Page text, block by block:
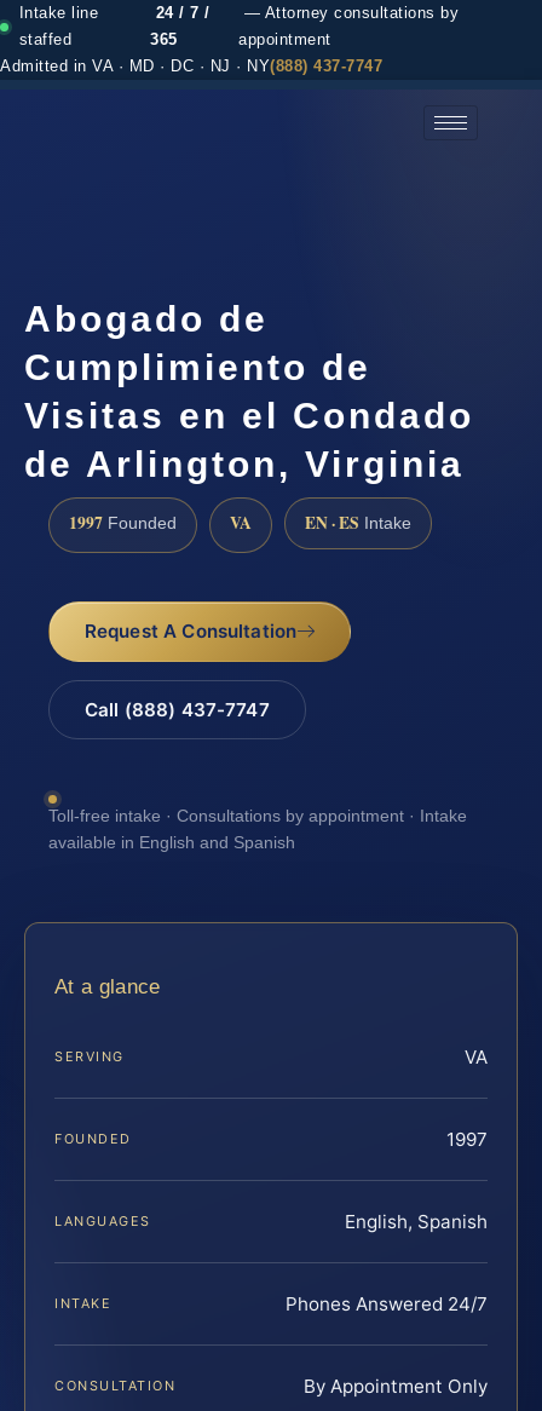
Intake line
staffed
24 / 7 /
365
— Attorney consultations by
appointment
Admitted in VA · MD · DC · NJ · NY(888) 437-7747
Abogado de
Cumplimiento de
Visitas en el Condado
de Arlington, Virginia
1997 Founded VA EN · ES Intake
Request A Consultation
Call (888) 437-7747
Toll-free intake · Consultations by appointment · Intake
available in English and Spanish
At a glance
SERVING VA
FOUNDED 1997
LANGUAGES English, Spanish
INTAKE Phones Answered 24/7
CONSULTATION By Appointment Only